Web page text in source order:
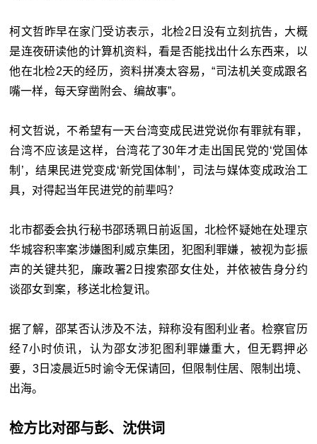
柯文哲昨早在家门受访表示，北检2日没有立刻抗告，大概
是连夜研读他的计算机资料，看是否能找出什么东西来，以
他在北检2天的经历，资料拼凑太容易，“司法机关变成跟名
嘴一样，每天穿凿附会、编故事”。
柯文哲说，不希望有一天台湾变成民进党说你有罪就有罪，
台湾不应该是这样，台湾花了30年才走出国民党的‘党国体
制’，结果民进党变成‘新党国体制’，司法与媒体变成政治工
具，对得起当年民进党的前辈吗？
北市都委会执行秘书邵琇珮日前返国，北检怀疑她在处理京
华城容积率案涉嫌图利威京集团，犯图利罪嫌，被视为彭振
声的关键共犯，廉政署2日搜索邵女住处，并依被告身分约
谈邵女到案，移送北检复讯。
据了解，邵某否认涉及不法，辩称没有图利业者。检察官历
经7小时侦讯，认为邵女涉犯图利罪嫌重大，但无羁押必
要，3日凌晨近5时谕令无保请回，但限制住居、限制出境、
出海。
检方比对邵与彭、沈供词